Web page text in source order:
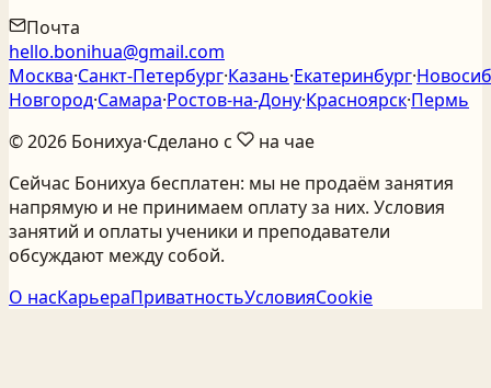
Почта
hello.bonihua@gmail.com
Москва·Санкт‑Петербург·Казань·Екатеринбург·
Новгород·Самара·Ростов‑на‑Дону·Красноярск·Пермь
©2026 Бонихуа·Сделано с
на чае
Сейчас Бонихуа бесплатен: мы не продаём занятия
напрямую и не принимаем оплату за них. Условия
занятий и оплаты ученики и преподаватели
обсуждают между собой.
О насКарьераПриватностьУсловияCookie